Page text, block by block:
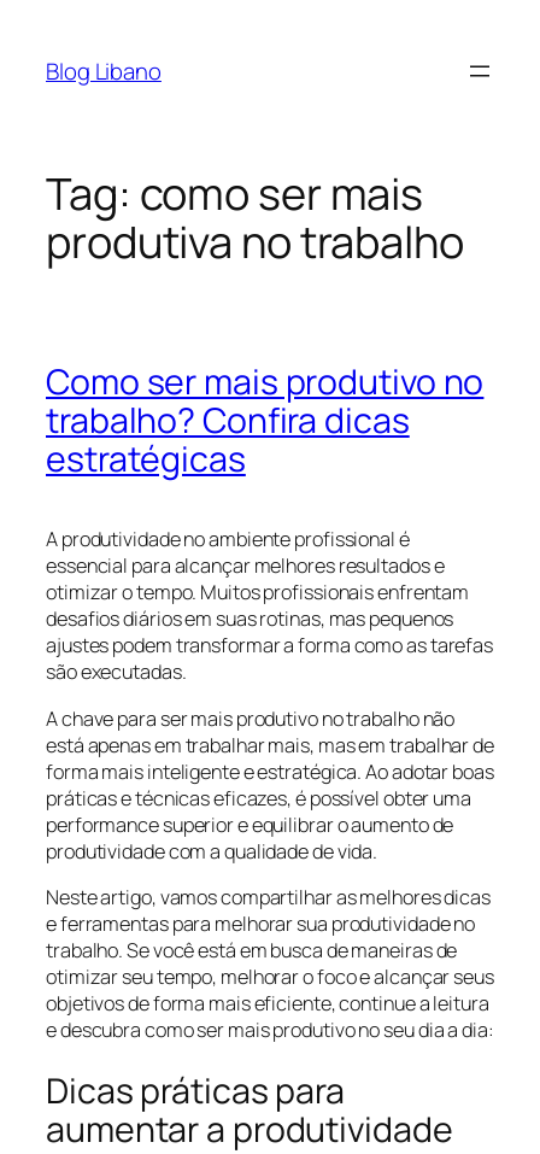
Blog Libano
Tag: como ser mais
produtiva no trabalho
Como ser mais produtivo no
trabalho? Confira dicas
estratégicas
A produtividade no ambiente profissional é
essencial para alcançar melhores resultados e
otimizar o tempo. Muitos profissionais enfrentam
desafios diários em suas rotinas, mas pequenos
ajustes podem transformar a forma como as tarefas
são executadas.
A chave para ser mais produtivo no trabalho não
está apenas em trabalhar mais, mas em trabalhar de
forma mais inteligente e estratégica. Ao adotar boas
práticas e técnicas eficazes, é possível obter uma
performance superior e equilibrar o aumento de
produtividade com a qualidade de vida.
Neste artigo, vamos compartilhar as melhores dicas
e ferramentas para melhorar sua produtividade no
trabalho. Se você está em busca de maneiras de
otimizar seu tempo, melhorar o foco e alcançar seus
objetivos de forma mais eficiente, continue a leitura
e descubra como ser mais produtivo no seu dia a dia:
Dicas práticas para
aumentar a produtividade